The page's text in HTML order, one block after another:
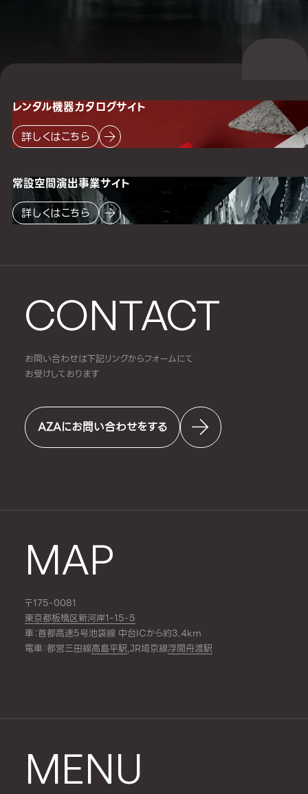
CONTACT
お問い合わせは下記リンクからフォームにて
お受けしております
AZAにお問い合わせをする
MAP
〒175-0081
東京都板橋区新河岸1-15-5
車：首都高速5号池袋線 中台ICから約3.4km
電車：都営三田線高島平駅,JR埼京線浮間舟渡駅
レンタル機器カタログサイト
詳しくはこちら
常設空間演出事業サイト
詳しくはこちら
MENU